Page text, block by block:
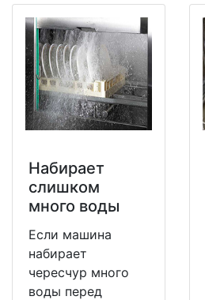
Набирает
слишком
много воды
Если машина
набирает
чересчур много
воды перед